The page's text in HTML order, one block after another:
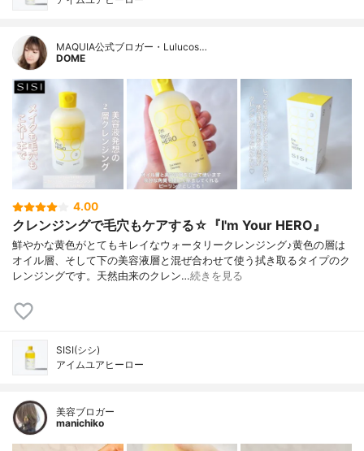
MAQUIA公式ブロガー・Lulucos…
DOME
4.00
クレンジングで毛穴もケアする☆『I'm Your HERO』
鮮やかな黄色がとてもキレイなウォータリークレンジング♪黄色の層は
オイル層、そして下の美容液層と混ぜ合わせて使う拭き取るタイプのク
レンジングです。天然由来のクレン…続きを見る
SISI(シシ)
アイムユアヒーロー
美容ブロガー
manichiko